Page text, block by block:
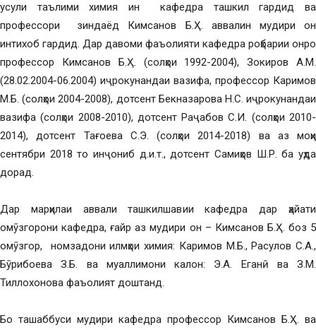
усули таълими химия ин кафедра ташкил гардид ва
профессори зиндаёд Кимсанов Б.Ҳ. аввалин мудири он
интихоб гардид. Дар давоми фаъолияти кафедра роҳбарии онро
профессор Кимсанов Б.Ҳ. (солҳои 1992-2004), Зокиров А.М.
(28.02.2004-06.2004) иҷрокунандаи вазифа, профессор Каримов
М.Б. (солҳои 2004-2008), дотсент Бекназарова Н.С. иҷрокунандаи
вазифа (солҳои 2008-2010), дотсент Раҷабов С.И. (солҳои 2010-
2014), дотсент Тағоева С.Э. (солҳои 2014-2018) ва аз моҳи
сентябри 2018 то инҷониб д.и.т., дотсент Самиҳов Ш.Р. ба уҳда
дорад.
Дар марҳилаи аввали ташкилшавии кафедра дар ҳайати
омӯзгорони кафедра, ғайр аз мудири он – Кимсанов Б.Ҳ. боз 5
омӯзгор, номзадони илмҳои химия: Каримов М.Б., Расулов С.А.,
Бӯрибоева З.Б. ва муаллимони калон: Э.А. Еганӣ ва З.М.
Тиллохонова фаъолият доштанд.
Бо ташаббуси мудири кафедра профессор Кимсанов Б.Ҳ. ва